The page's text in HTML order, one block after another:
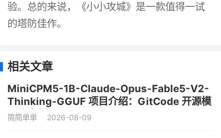
验。总的来说，《小小攻城》是一款值得一试
的塔防佳作。
相关文章
MiniCPM5-1B-Claude-Opus-Fable5-V2-
Thinking-GGUF 项目介绍：GitCode 开源模
型信息整理
简简单单 2026-08-09